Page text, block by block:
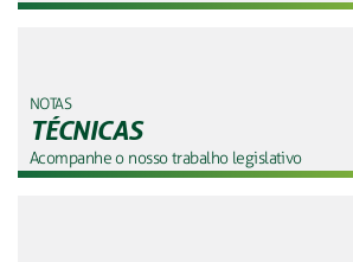
NOTAS
TÉCNICAS
Acompanhe o nosso trabalho legislativo